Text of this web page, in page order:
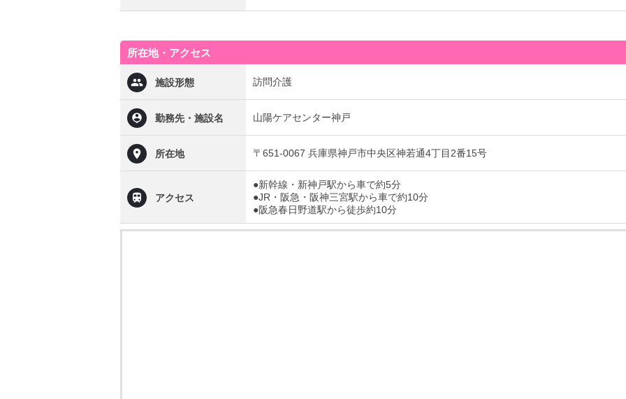
所在地・アクセス
施設形態 訪問介護
勤務先・施設名 山陽ケアセンター神戸
所在地 〒651-0067 兵庫県神戸市中央区神若通4丁目2番15号
アクセス
●新幹線・新神戸駅から車で約5分
●JR・阪急・阪神三宮駅から車で約10分
●阪急春日野道駅から徒歩約10分